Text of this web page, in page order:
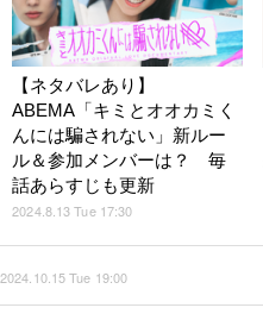
【ネタバレあり】
ABEMA「キミとオオカミく
んには騙されない」新ルー
ル＆参加メンバーは？ 毎
話あらすじも更新
2024.8.13 Tue 17:30
2024.10.15 Tue 19:00